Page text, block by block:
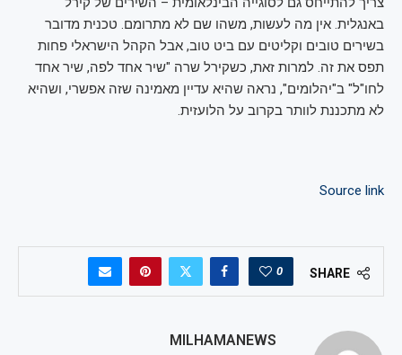
באנגלית. אין מה לעשות, משהו שם לא מתרומם. טכנית מדובר
בשירים טובים וקליטים עם ביט טוב, אבל הקהל הישראלי פחות
תפס את זה. למרות זאת, כשקירל שרה "שיר אחד לפה, שיר אחד
לחו"ל" ב"יהלומים", נראה שהיא עדיין מאמינה שזה אפשרי, ושהיא
לא מתכננת לוותר בקרוב על הלועזית.
Source link
SHARE
0
MILHAMANEWS